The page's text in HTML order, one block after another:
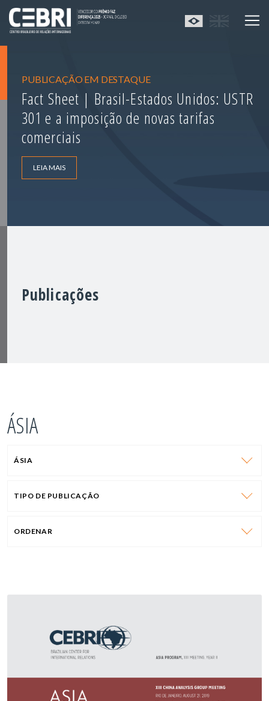
PUBLICAÇÃO EM DESTAQUE
Fact Sheet | Brasil-Estados Unidos: USTR
301 e a imposição de novas tarifas
comerciais
LEIA MAIS
Publicações
ÁSIA
ÁSIA
TIPO DE PUBLICAÇÃO
ORDENAR